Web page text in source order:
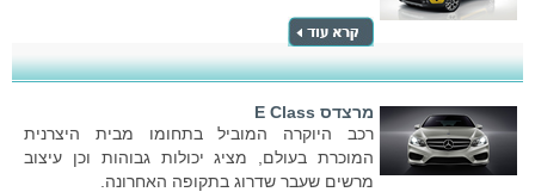
מרצדס E Class
רכב היוקרה המוביל בתחומו מבית היצרנית
המוכרת בעולם, מציג יכולות גבוהות וכן עיצוב
מרשים שעבר שדרוג בתקופה האחרונה.